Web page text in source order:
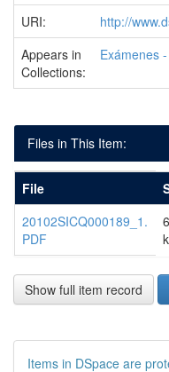
URI:
http://
Appears in
Collections:
Exámenes
Files in This Item:
File
20102SICQ000189_1.
PDF
Show full item record
Items in DSpace are